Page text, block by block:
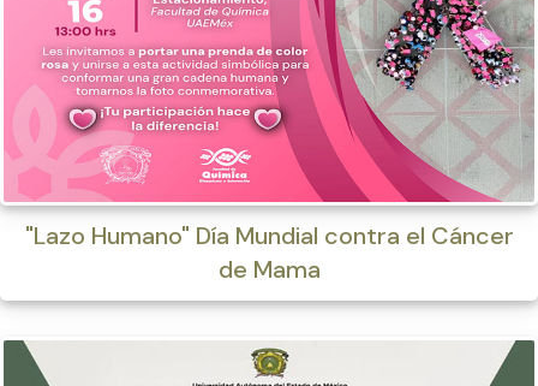
"Lazo Humano" Día Mundial contra el Cáncer
de Mama